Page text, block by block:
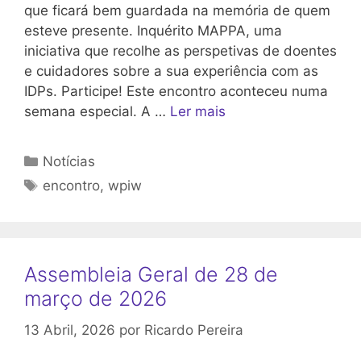
que ficará bem guardada na memória de quem
esteve presente. Inquérito MAPPA, uma
iniciativa que recolhe as perspetivas de doentes
e cuidadores sobre a sua experiência com as
IDPs. Participe! Este encontro aconteceu numa
semana especial. A … Ler mais
Categorias
Notícias
Etiquetas
encontro,wpiw
Assembleia Geral de 28 de
março de 2026
13 Abril, 2026 por Ricardo Pereira